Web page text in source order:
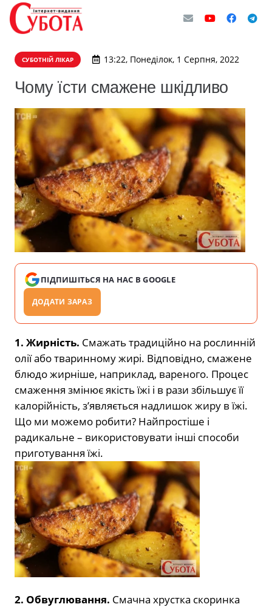
СУБОТНІЙ ЛІКАР 13:22, Понеділок, 1 Серпня, 2022
Чому їсти смажене шкідливо
ПІДПИШІТЬСЯ НА НАС В GOOGLE
ДОДАТИ ЗАРАЗ
1. Жирність. Смажать традиційно на рослинній
олії або тваринному жирі. Відповідно, смажене
блюдо жирніше, наприклад, вареного. Процес
смаження змінює якість їжі і в рази збільшує її
калорійність, з’являється надлишок жиру в їжі.
Що ми можемо робити? Найпростіше і
радикальне – використовувати інші способи
приготування їжі.
2. Обвуглювання. Смачна хрустка скоринка